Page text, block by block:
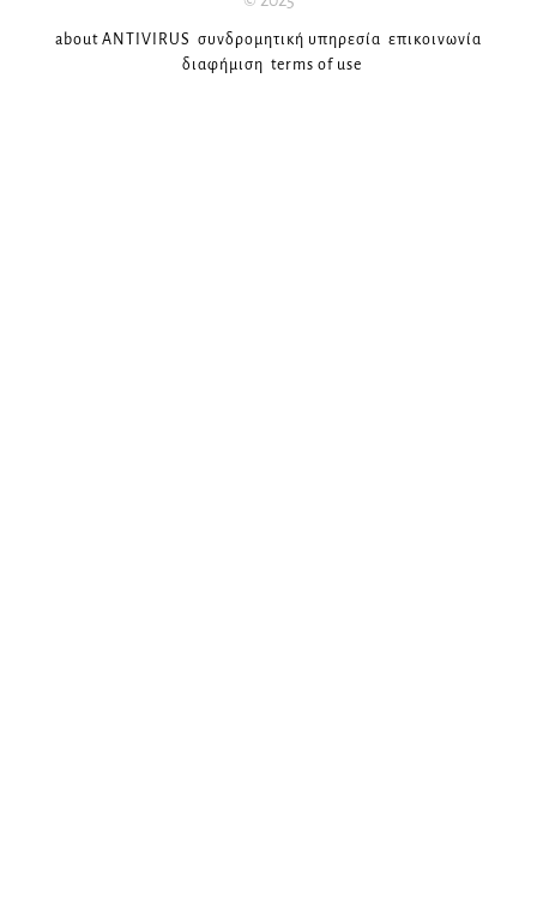
about ANTIVIRUS συνδρομητική υπηρεσία επικοινωνία
διαφήμιση terms of use